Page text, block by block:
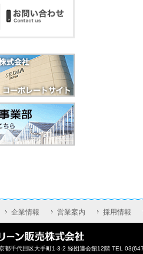
企業情報 営業案内 採用情報
都千代田区大手町1-3-2 経団連会館12階 TEL